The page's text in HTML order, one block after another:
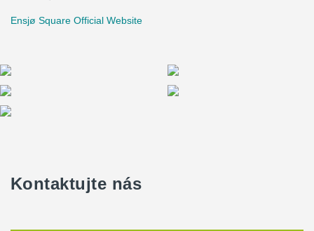
Ensjø Square Official Website
Kontaktujte nás